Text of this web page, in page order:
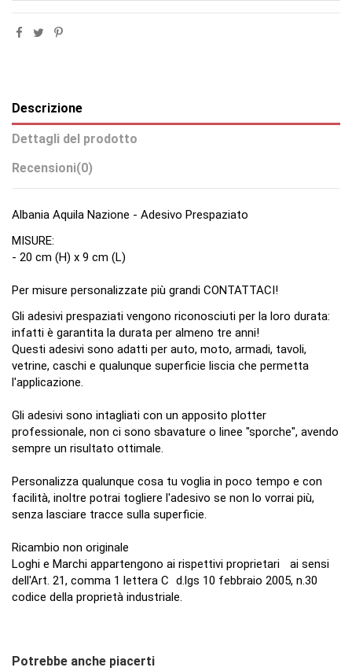
Descrizione
Dettagli del prodotto
Recensioni(0)
Albania Aquila Nazione - Adesivo Prespaziato
MISURE:
- 20 cm (H) x 9 cm (L)
Per misure personalizzate più grandi CONTATTACI!
Gli adesivi prespaziati vengono riconosciuti per la loro durata:
infatti è garantita la durata per almeno tre anni!
Questi adesivi sono adatti per auto, moto, armadi, tavoli,
vetrine, caschi e qualunque superficie liscia che permetta
l'applicazione.
Gli adesivi sono intagliati con un apposito plotter
professionale, non ci sono sbavature o linee "sporche", avendo
sempre un risultato ottimale.
Personalizza qualunque cosa tu voglia in poco tempo e con
facilità, inoltre potrai togliere l'adesivo se non lo vorrai più,
senza lasciare tracce sulla superficie.
Ricambio non originale
Loghi e Marchi appartengono ai rispettivi proprietari ai sensi
dell'Art. 21, comma 1 lettera C d.lgs 10 febbraio 2005, n.30
codice della proprietà industriale.
Potrebbe anche piacerti